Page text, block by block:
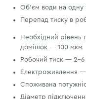
Об'єм води на одну
Перепад тиску в
Необхідний рівень
домішок — 100 мкм
Робочий тиск — 2–6
Електроживлення
Споживана
Діаметр